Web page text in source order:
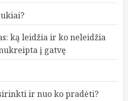
ką leidžia ir ko neleidžia
į gatvę
ir nuo ko pradėti?